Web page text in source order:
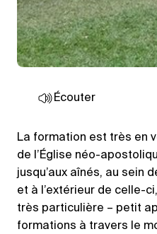
Écouter
La formation est très en
de l’Église néo-
jusqu’aux aînés, au sein
et à l’extérieur de celle-
très particulière – petit
formations à travers le